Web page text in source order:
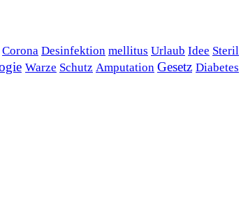
Corona Desinfektion mellitus Urlaub Idee Steril
Warze Schutz Amputation Gesetz Diabetes